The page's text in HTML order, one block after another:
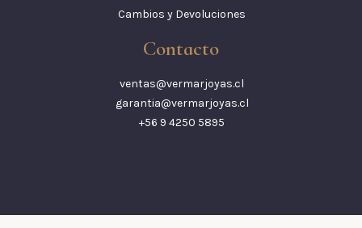
Cambios y Devoluciones
Contacto
ventas@vermarjoyas.cl
garantia@vermarjoyas.cl
+56 9 4250 5895